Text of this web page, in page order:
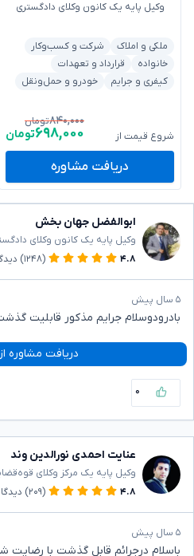
وکیل پایه یک کانون وکلای دادگستری
ملکی و املاک
شرکت و کسب‌وکار
خانواده
قرارداد و تعهدات
کیفری و جرایم
خودرو و حمل‌ونقل
شروع قیمت از
۸۴۰,۰۰۰تومان
۶۹۸,۰۰۰تومان
دریافت مشاوره
ابوالفضل جهان بخش
وکیل پایه یک کانون وکلای
۴.۸
(۱۲۴۸)
۵ سال پیش
بادرودوسلام جرایم مذکور قابلیت
دریافت مشاوره
۰
عنایت احمدی نورالدین وند
وکیل پایه یک مرکز وکلای
۴.۸
(۲۰۹)
۵ سال پیش
باسلام درجرائم قابل گذشت با رضایت